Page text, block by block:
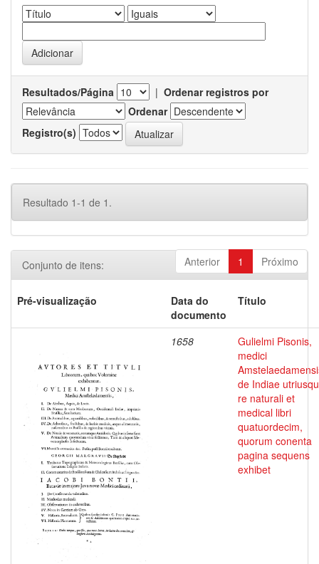
Resultados/Página | Ordenar registros por
Ordenar
Registro(s)
Resultado 1-1 de 1.
Anterior 1 Próximo
Conjunto de itens:
Pré-visualização
Data do
documento
Título
1658
Gulielmi Pisonis,
medici
de Indiae
re naturali et
medical libri
quatuordecim,
quorum conenta
pagina sequens
exhibet